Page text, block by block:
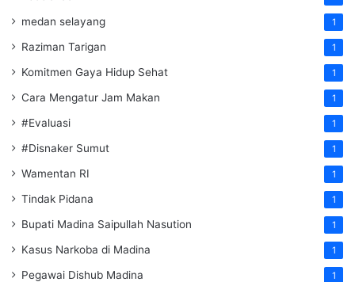
medan selayang 1
Raziman Tarigan 1
Komitmen Gaya Hidup Sehat 1
Cara Mengatur Jam Makan 1
#Evaluasi 1
#Disnaker Sumut 1
Wamentan RI 1
Tindak Pidana 1
Bupati Madina Saipullah Nasution 1
Kasus Narkoba di Madina 1
Pegawai Dishub Madina 1